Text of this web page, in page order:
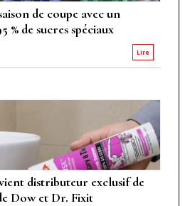
de coupe avec un
% de sucres spéciaux
Lire
distributeur exclusif de
Dow et Dr. Fixit